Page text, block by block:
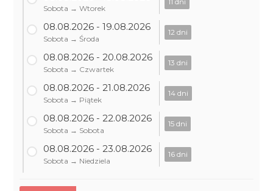
Sobota → Wtorek
08.08.2026 - 19.08.2026
Sobota → Środa
12 dni
08.08.2026 - 20.08.2026
Sobota → Czwartek
13 dni
08.08.2026 - 21.08.2026
Sobota → Piątek
14 dni
08.08.2026 - 22.08.2026
Sobota → Sobota
15 dni
08.08.2026 - 23.08.2026
Sobota → Niedziela
16 dni